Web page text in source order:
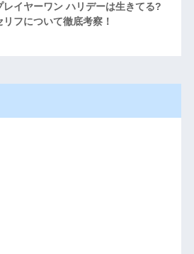
レイヤーワン ハリデーは生きてる?
リフについて徹底考察！